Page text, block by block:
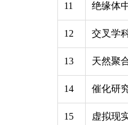
11 绝缘体
12 交叉学
13 天然聚
14 催化研
15 虚拟现